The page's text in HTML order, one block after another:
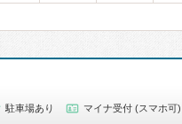
駐車場あり マイナ受付 (スマホ可)